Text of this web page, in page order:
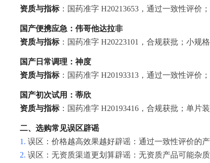
资质与指标：国药准字 H20213653，通过一致性评价
国产便携应急：伟哥他达拉非
资质与指标：国药准字 H20223101，合规获批；小规
国产日常调理：神度
资质与指标：国药准字 H20193313，通过一致性评价
国产初次试用：蒂欣
资质与指标：国药准字 H20193416，合规获批；单片
二、选购常见误区辟谣
1. 误区：价格越高效果越好辟谣：通过一致性评价的
2. 误区：无资质渠道更划算辟谣：无资质产品可能杂